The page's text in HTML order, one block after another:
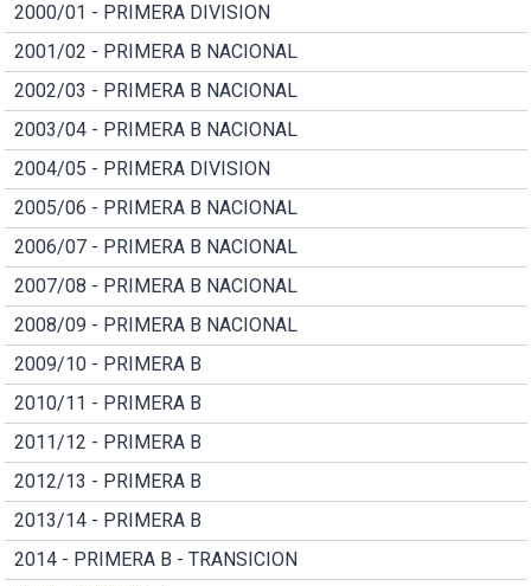
2000/01 - PRIMERA DIVISION
2001/02 - PRIMERA B NACIONAL
2002/03 - PRIMERA B NACIONAL
2003/04 - PRIMERA B NACIONAL
2004/05 - PRIMERA DIVISION
2005/06 - PRIMERA B NACIONAL
2006/07 - PRIMERA B NACIONAL
2007/08 - PRIMERA B NACIONAL
2008/09 - PRIMERA B NACIONAL
2009/10 - PRIMERA B
2010/11 - PRIMERA B
2011/12 - PRIMERA B
2012/13 - PRIMERA B
2013/14 - PRIMERA B
2014 - PRIMERA B - TRANSICION